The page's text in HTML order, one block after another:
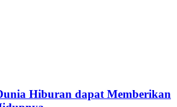
Hiburan dapat Memberikan